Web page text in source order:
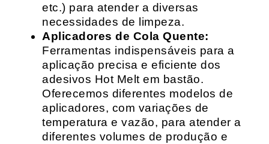
etc.) para atender a diversas
necessidades de limpeza.
Aplicadores de Cola Quente:
Ferramentas indispensáveis para a
aplicação precisa e eficiente dos
adesivos Hot Melt em bastão.
Oferecemos diferentes modelos de
aplicadores, com variações de
temperatura e vazão, para atender a
diferentes volumes de produção e